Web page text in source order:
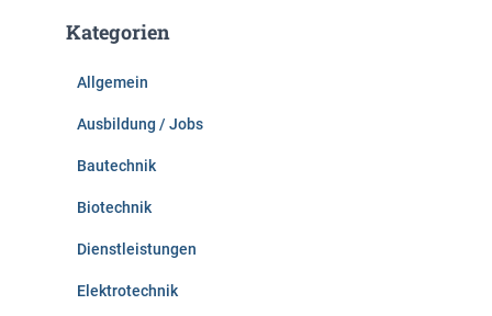
n
Kategorien
Allgemein
Ausbildung / Jobs
Bautechnik
Biotechnik
Dienstleistungen
Elektrotechnik